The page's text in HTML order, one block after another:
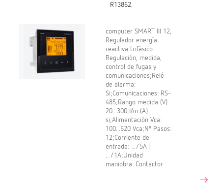
R13862.
computer SMART III 12,
Regulador energía
reactiva trifásico.
Regulación, medida,
control de fugas y
comunicaciones;Relé
de alarma:
Si;Comunicaciones: RS-
485;Rango medida (V):
20...300;IΔn (A):
si;Alimentación Vca:
100...520 Vca;Nº Pasos:
12;Corriente de
entrada: .../5A |
.../1A;Unidad
maniobra: Contactor